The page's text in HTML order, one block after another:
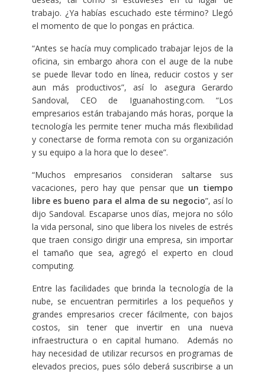
trabajo. ¿Ya habías escuchado este término? Llegó
el momento de que lo pongas en práctica.
“Antes se hacía muy complicado trabajar lejos de la
oficina, sin embargo ahora con el auge de la nube
se puede llevar todo en línea, reducir costos y ser
aun más productivos”, así lo asegura Gerardo
Sandoval, CEO de Iguanahosting.com. “Los
empresarios están trabajando más horas, porque la
tecnología les permite tener mucha más flexibilidad
y conectarse de forma remota con su organización
y su equipo a la hora que lo desee”.
“Muchos empresarios consideran saltarse sus
vacaciones, pero hay que pensar que un tiempo
libre es bueno para el alma de su negocio”, así lo
dijo Sandoval. Escaparse unos días, mejora no sólo
la vida personal, sino que libera los niveles de estrés
que traen consigo dirigir una empresa, sin importar
el tamaño que sea, agregó el experto en cloud
computing.
Entre las facilidades que brinda la tecnología de la
nube, se encuentran permitirles a los pequeños y
grandes empresarios crecer fácilmente, con bajos
costos, sin tener que invertir en una nueva
infraestructura o en capital humano. Además no
hay necesidad de utilizar recursos en programas de
elevados precios, pues sólo deberá suscribirse a un